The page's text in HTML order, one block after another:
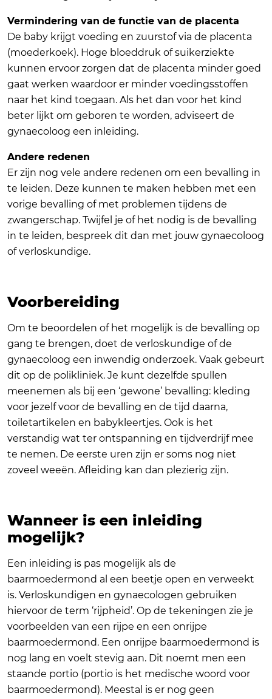
Vermindering van de functie van de placenta
De baby krijgt voeding en zuurstof via de placenta
(moederkoek). Hoge bloeddruk of suikerziekte
kunnen ervoor zorgen dat de placenta minder goed
gaat werken waardoor er minder voedingsstoffen
naar het kind toegaan. Als het dan voor het kind
beter lijkt om geboren te worden, adviseert de
gynaecoloog een inleiding.
Andere redenen
Er zijn nog vele andere redenen om een bevalling in
te leiden. Deze kunnen te maken hebben met een
vorige bevalling of met problemen tijdens de
zwangerschap. Twijfel je of het nodig is de bevalling
in te leiden, bespreek dit dan met jouw gynaecoloog
of verloskundige.
Voorbereiding
Om te beoordelen of het mogelijk is de bevalling op
gang te brengen, doet de verloskundige of de
gynaecoloog een inwendig onderzoek. Vaak gebeurt
dit op de polikliniek. Je kunt dezelfde spullen
meenemen als bij een ‘gewone’ bevalling: kleding
voor jezelf voor de bevalling en de tijd daarna,
toiletartikelen en babykleertjes. Ook is het
verstandig wat ter ontspanning en tijdverdrijf mee
te nemen. De eerste uren zijn er soms nog niet
zoveel weeën. Afleiding kan dan plezierig zijn.
Wanneer is een inleiding
mogelijk?
Een inleiding is pas mogelijk als de
baarmoedermond al een beetje open en verweekt
is. Verloskundigen en gynaecologen gebruiken
hiervoor de term ‘rijpheid’. Op de tekeningen zie je
voorbeelden van een rijpe en een onrijpe
baarmoedermond. Een onrijpe baarmoedermond is
nog lang en voelt stevig aan. Dit noemt men een
staande portio (portio is het medische woord voor
baarmoedermond). Meestal is er nog geen